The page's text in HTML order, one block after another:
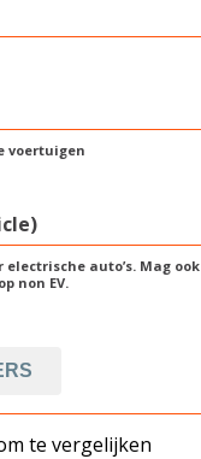
voertuigen
electrische auto’s. Mag ook
non EV.
te vergelijken